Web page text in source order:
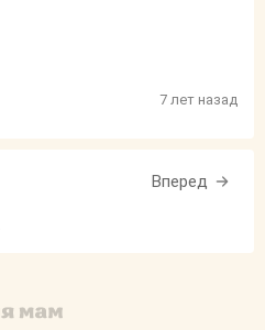
7 лет назад
Вперед